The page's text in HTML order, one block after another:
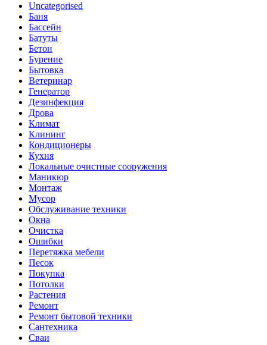
Uncategorised
Баня
Бассейн
Батуты
Бетон
Бурение
Бытовка
Ветеринар
Генератор
Дезинфекция
Дрова
Климат
Клининг
Кондиционеры
Кухня
Локальные очистные сооружения
Маникюр
Монтаж
Мусор
Обслуживание техники
Окна
Очистка
Ошибки
Перетяжка мебели
Песок
Покупка
Потолки
Растения
Ремонт
Ремонт бытовой техники
Сантехника
Сваи